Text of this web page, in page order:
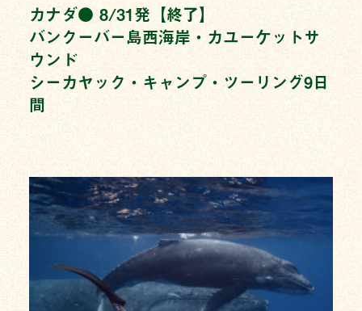
カナダ● 8/31発【終了】
バンクーバー島西海岸・カユーケットサ
ウンド
シーカヤック・キャンプ・ツーリング9日
間